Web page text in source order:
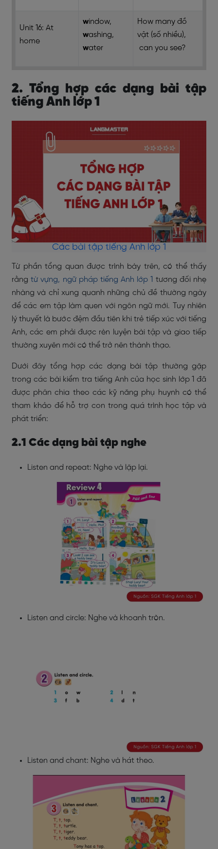
Unit 16: At
home
window,
washing,
water
How many đồ
vật (số nhiều),
can you see?
2. Tổng hợp các dạng bài tập
tiếng Anh lớp 1
Các bài tập tiếng Anh lớp 1
Từ phần tổng quan được trình bày trên, có thể thấy
rằngtừ vựng, ngữ pháp tiếng Anh lớp 1 tương đối nhẹ
nhàng và chỉ xung quanh những chủ đề thường ngày
để các em tập làm quen với ngôn ngữ mới. Tuy nhiên
lý thuyết là bước đệm đầu tiên khi trẻ tiếp xúc với tiếng
Anh, các em phải được rèn luyện bài tập và giao tiếp
thường xuyên mới có thể trở nên thành thạo.
Dưới đây tổng hợp các dạng bài tập thường gặp
trong các bài kiểm tra tiếng Anh của học sinh lớp 1 đã
được phân chia theo các kỹ năng phụ huynh có thể
tham khảo để hỗ trợ con trong quá trình học tập và
phát triển:
2.1 Các dạng bài tập nghe
Listen and repeat: Nghe và lặp lại.
Listen and circle: Nghe và khoanh tròn.
Listen and chant: Nghe và hát theo.